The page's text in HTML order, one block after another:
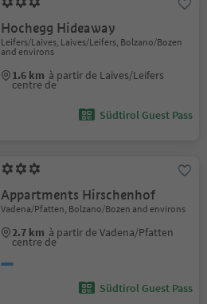
Hochegg Hideaway
Leifers/Laives, Laives/Leifers, Bolzano/Bozen
and environs
1.6 km à partir de Laives/Leifers
centre de
Südtirol Guest Pass
Appartments Hirschenhof
Vadena/Pfatten, Bolzano/Bozen and environs
2.7 km à partir de Vadena/Pfatten
centre de
Südtirol Guest Pass